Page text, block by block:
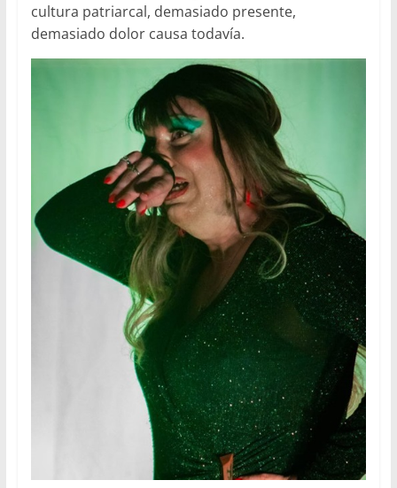
cultura patriarcal, demasiado presente,
demasiado dolor causa todavía.